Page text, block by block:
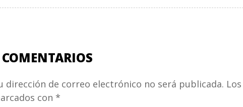
dirección de correo electrónico no será publicada.
con *